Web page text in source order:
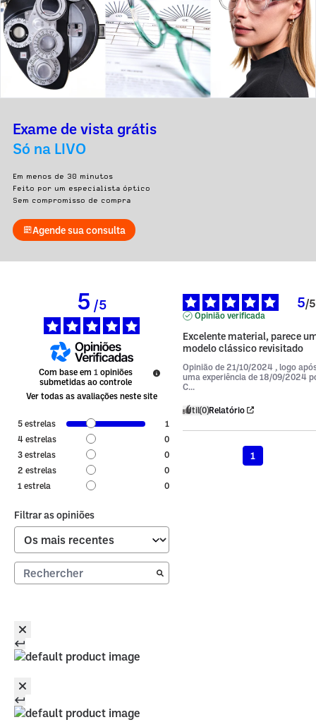
Exame de vista grátis
Só na LIVO
Em menos de 30 minutos
Feito por um especialista óptico
Sem compromisso de compra
Agende sua consulta
5/5
Com base em 1 opiniões
submetidas ao controle
Ver todas as avaliações neste site
5 estrelas
1
4 estrelas
0
3 estrelas
0
2 estrelas
0
1 estrela 0
Filtrar as opiniões
5/5
Opinião verificada
Excelente material, parece
modelo clássico revisitado
Opinião de 21/10/2024 , logo
uma experiência de 18/09/2024
C...
Útil(0)Relatório
1